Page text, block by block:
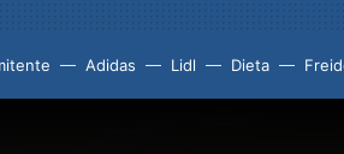
Adidas Lidl Dieta